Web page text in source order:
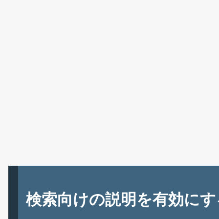
検索向けの説明を有効に